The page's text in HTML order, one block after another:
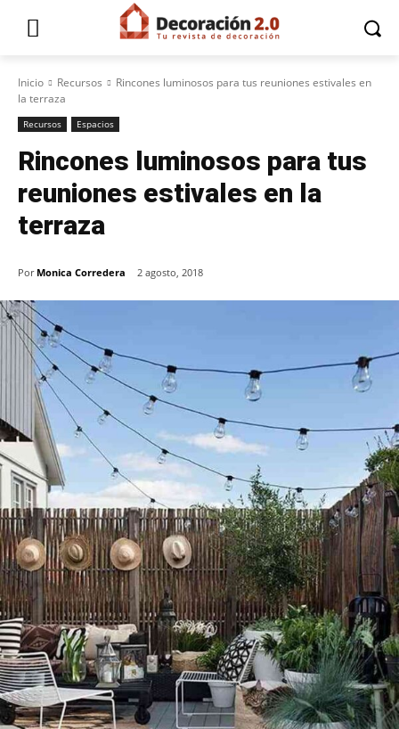
Inicio Recursos
Rincones luminosos para tus reuniones estivales en
la terraza
Recursos Espacios
Rincones luminosos para tus
reuniones estivales en la
terraza
Por Monica Corredera 2 agosto, 2018